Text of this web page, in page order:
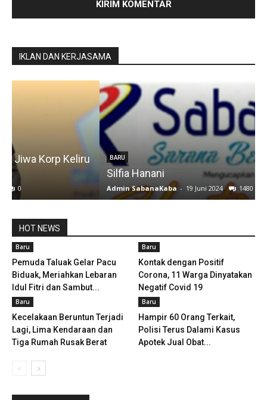
IKLAN DAN KERJASAMA
BARU
Silfia Hanani
Admin SabanaKaba 19 Juni 2024 1480
HOT NEWS
Baru
Pemuda Taluak Gelar Pacu
Biduak, Meriahkan Lebaran
Idul Fitri dan Sambut...
Baru
Kontak dengan Positif
Corona, 11 Warga Dinyatakan
Negatif Covid 19
Baru
Kecelakaan Beruntun Terjadi
Lagi, Lima Kendaraan dan
Tiga Rumah Rusak Berat
Baru
Hampir 60 Orang Terkait,
Polisi Terus Dalami Kasus
Apotek Jual Obat...